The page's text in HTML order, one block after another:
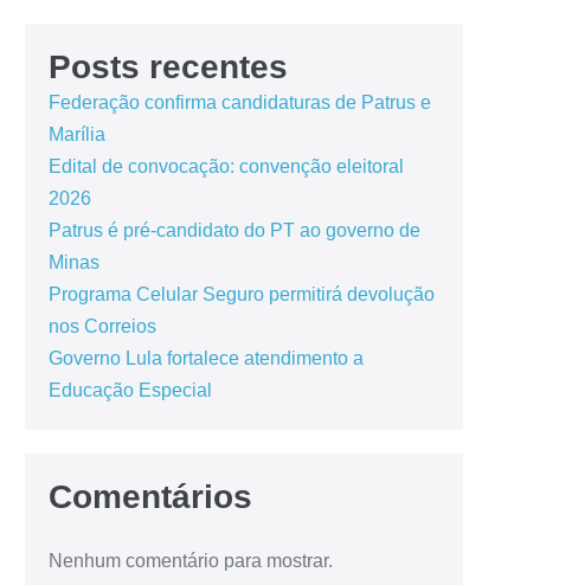
Posts recentes
Federação confirma candidaturas de Patrus e
Marília
Edital de convocação: convenção eleitoral
2026
Patrus é pré-candidato do PT ao governo de
Minas
Programa Celular Seguro permitirá devolução
nos Correios
Governo Lula fortalece atendimento a
Educação Especial
Comentários
Nenhum comentário para mostrar.